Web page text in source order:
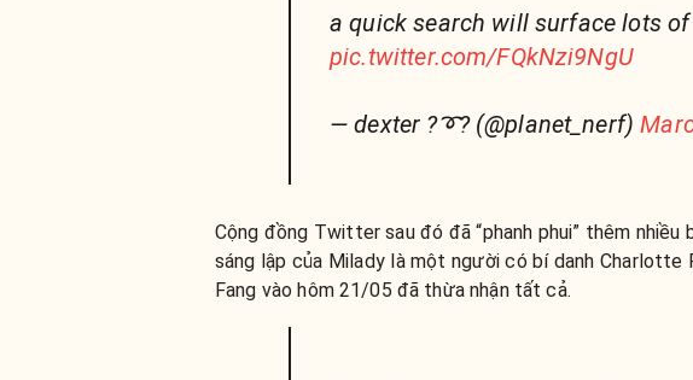
a quick search will surface lots
pic.twitter.com/FQkNzi9NgU
— dexter ?➰? (@planet_nerf)
Cộng đồng Twitter sau đó đã “phanh phui” thêm
sáng lập của Milady là một người có bí danh Charlotte
Fang vào hôm 21/05 đã thừa nhận tất cả.